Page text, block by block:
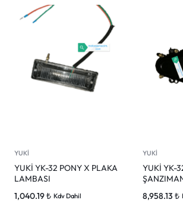
YUKİ
YUKİ YK-32 PONY X PLAKA
LAMBASI
1,040.19₺ Kdv Dahil
YUKİ
YUKİ YK-
8,958.13 ₺